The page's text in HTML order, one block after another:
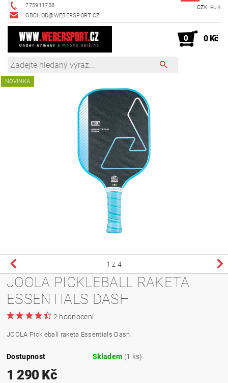
775911758
OBCHOD@WEBERSPORT.CZ
CZK EUR
0 0 Kč
NOVINKA
1 z 4
JOOLA PICKLEBALL RAKETA
ESSENTIALS DASH
2 hodnocení
JOOLA Pickleball raketa Essentials Dash.
Dostupnost Skladem (1 ks)
1 290 Kč